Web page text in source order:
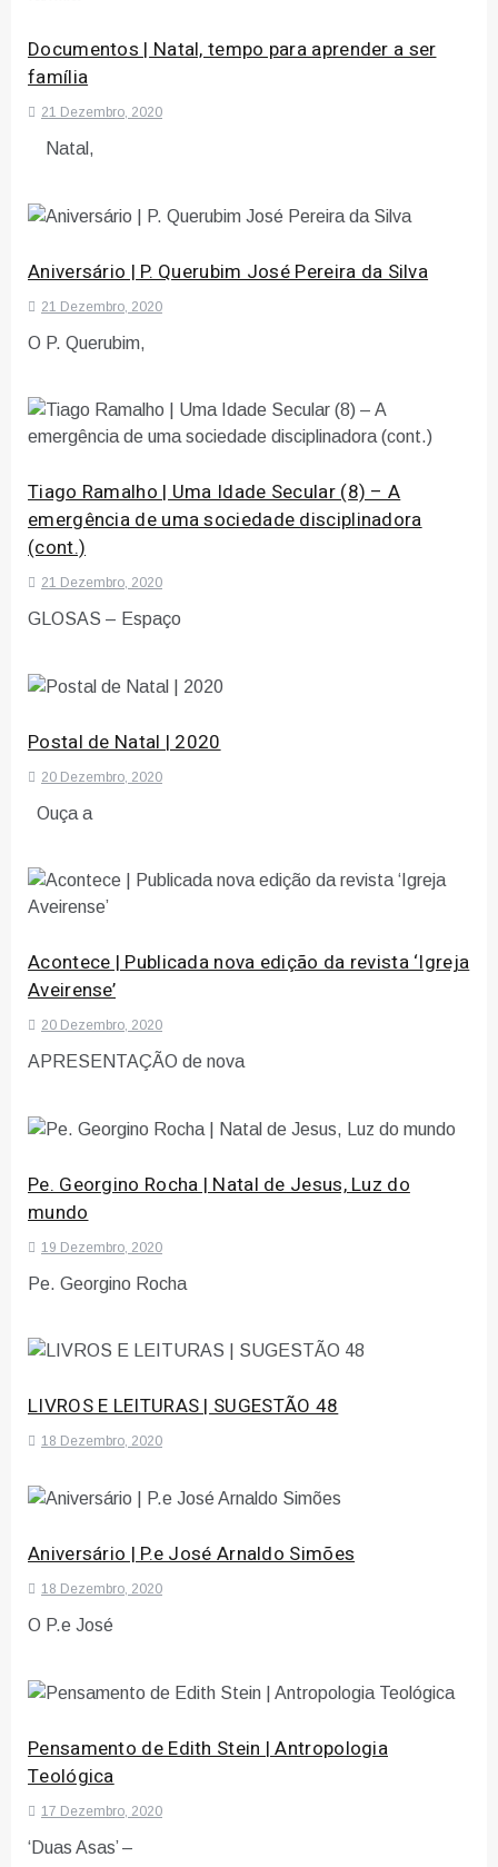
Documentos | Natal, tempo para aprender a ser
família
21 Dezembro, 2020
Natal,
Aniversário | P. Querubim José Pereira da Silva
21 Dezembro, 2020
O P. Querubim,
Tiago Ramalho | Uma Idade Secular (8) – A
emergência de uma sociedade disciplinadora
(cont.)
21 Dezembro, 2020
GLOSAS – Espaço
Postal de Natal | 2020
20 Dezembro, 2020
Ouça a
Acontece | Publicada nova edição da revista ‘Igreja
Aveirense’
20 Dezembro, 2020
APRESENTAÇÃO de nova
Pe. Georgino Rocha | Natal de Jesus, Luz do
mundo
19 Dezembro, 2020
Pe. Georgino Rocha
LIVROS E LEITURAS | SUGESTÃO 48
18 Dezembro, 2020
Aniversário | P.e José Arnaldo Simões
18 Dezembro, 2020
O P.e José
Pensamento de Edith Stein | Antropologia
Teológica
17 Dezembro, 2020
‘Duas Asas’ –